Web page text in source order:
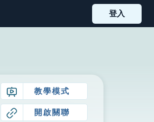
登入
教學模式
開啟關聯